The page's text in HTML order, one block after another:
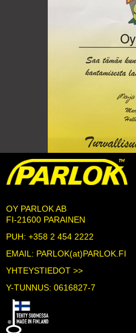
OY PARLOK AB
FI-21600 PARAINEN
PUH: +358 2 454 2222
EMAIL: PARLOK(at)PARLOK.FI
YHTEYSTIEDOT >>
Y-TUNNUS: 0616827-7